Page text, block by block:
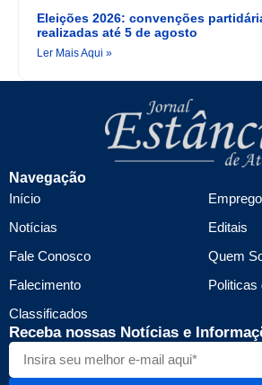
Eleições 2026: convenções
realizadas até 5 de agosto
Ler Mais Aqui »
Navegação
Início
Notícias
Fale Conosco
Falecimento
Classificados
Editais
Quem
Politicas
Receba nossas Notícias e